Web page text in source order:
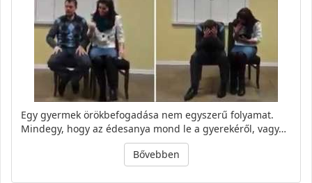
Egy gyermek örökbefogadása nem egyszerű folyamat.
Mindegy, hogy az édesanya mond le a gyerekéről, vagy…
Bővebben